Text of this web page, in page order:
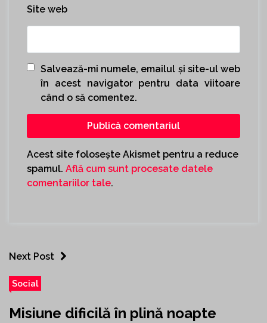
Site web
Salvează-mi numele, emailul și site-ul web
în acest navigator pentru data viitoare
când o să comentez.
Acest site folosește Akismet pentru a reduce
spamul. Află cum sunt procesate datele
comentariilor tale.
Next Post
Social
Misiune dificilă în plină noapte